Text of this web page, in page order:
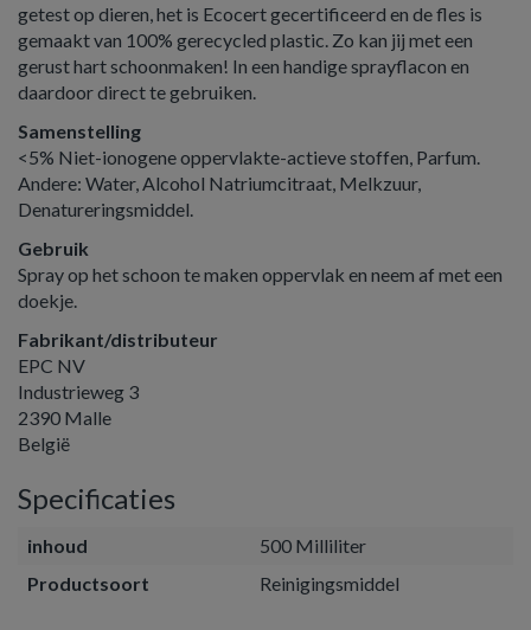
getest op dieren, het is Ecocert gecertificeerd en de fles is
gemaakt van 100% gerecycled plastic. Zo kan jij met een
gerust hart schoonmaken! In een handige sprayflacon en
daardoor direct te gebruiken.
Samenstelling
<5% Niet-ionogene oppervlakte-actieve stoffen, Parfum.
Andere: Water, Alcohol Natriumcitraat, Melkzuur,
Denatureringsmiddel.
Gebruik
Spray op het schoon te maken oppervlak en neem af met een
doekje.
Fabrikant/distributeur
EPC NV
Industrieweg 3
2390 Malle
België
Specificaties
inhoud
500 Milliliter
Productsoort
Reinigingsmiddel